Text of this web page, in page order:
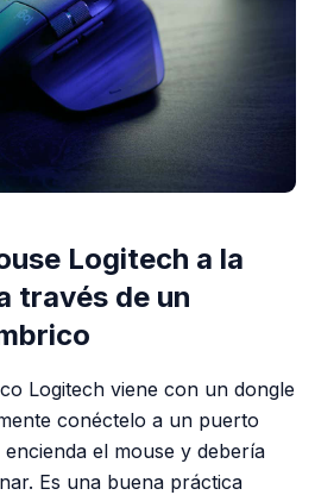
Logitech a la
través de un
Logitech viene con un dongle
conéctelo a un puerto
el mouse y debería
Es una buena práctica